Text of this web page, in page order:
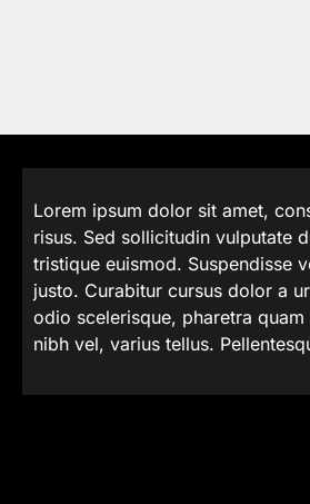
Lorem ipsum dolor sit amet,
risus. Sed sollicitudin vulputate
tristique euismod. Suspendisse
justo. Curabitur cursus dolor a
odio scelerisque, pharetra
nibh vel, varius tellus.